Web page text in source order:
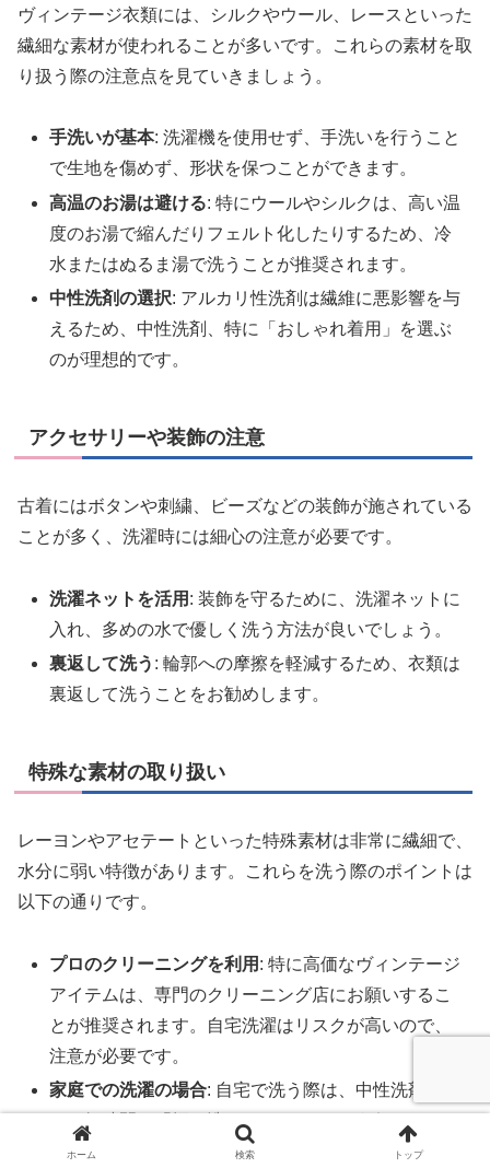
ヴィンテージ衣類には、シルクやウール、レースといった
繊細な素材が使われることが多いです。これらの素材を取
り扱う際の注意点を見ていきましょう。
手洗いが基本: 洗濯機を使用せず、手洗いを行うこと
で生地を傷めず、形状を保つことができます。
高温のお湯は避ける: 特にウールやシルクは、高い温
度のお湯で縮んだりフェルト化したりするため、冷
水またはぬるま湯で洗うことが推奨されます。
中性洗剤の選択: アルカリ性洗剤は繊維に悪影響を与
えるため、中性洗剤、特に「おしゃれ着用」を選ぶ
のが理想的です。
アクセサリーや装飾の注意
古着にはボタンや刺繍、ビーズなどの装飾が施されている
ことが多く、洗濯時には細心の注意が必要です。
洗濯ネットを活用 : 装飾を守るために、洗濯ネットに
入れ、多めの水で優しく洗う方法が良いでしょう。
裏返して洗う : 輪郭への摩擦を軽減するため、衣類は
裏返して洗うことをお勧めします。
特殊な素材の取り扱い
レーヨンやアセテートといった特殊素材は非常に繊細で、
水分に弱い特徴があります。これらを洗う際のポイントは
以下の通りです。
プロのクリーニングを利用 : 特に高価なヴィンテージ
アイテムは、専門のクリーニング店にお願いするこ
とが推奨されます。自宅洗濯はリスクが高いので、
注意が必要です。
家庭での洗濯の場合: 自宅で洗う際は、中性洗剤を用
い、短時間で「振り洗い」をすることがポイントで
す。
ホーム 検索 トップ